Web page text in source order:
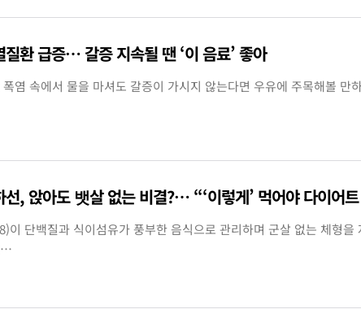
질환 급증… 갈증 지속될 땐 ‘이 음료’ 좋아
폭염 속에서 물을 마셔도 갈증이 가시지 않는다면 우유에 주목해볼
선, 앉아도 뱃살 없는 비결?… “‘이렇게’ 먹어야 다이어
이 단백질과 식이섬유가 풍부한 음식으로 관리하며 군살 없는 체형
…